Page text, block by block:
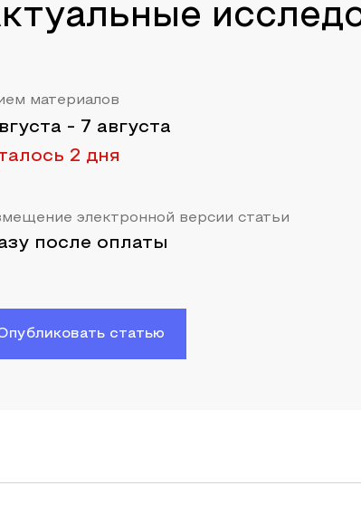
материалов
- 7 августа
2 дня
электронной версии статьи
после оплаты
статью